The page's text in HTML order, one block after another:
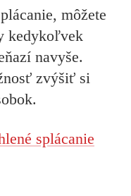
môžete
kedykoľvek
navyše.
zvýšiť si
.
splácanie